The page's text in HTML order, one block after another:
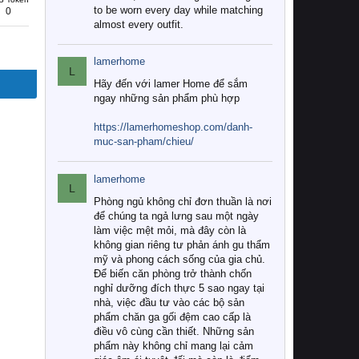
0
to be worn every day while matching
almost every outfit.
L
lamerhome
Hãy đến với lamer Home để sắm
ngay những sản phẩm phù hợp
https://lamerhomeshop.com/danh-
muc-san-pham/chieu/
L
lamerhome
Phòng ngủ không chỉ đơn thuần là nơi
để chúng ta ngả lưng sau một ngày
làm việc mệt mỏi, mà đây còn là
không gian riêng tư phản ánh gu thẩm
mỹ và phong cách sống của gia chủ.
Để biến căn phòng trở thành chốn
nghỉ dưỡng đích thực 5 sao ngay tại
nhà, việc đầu tư vào các bộ sản
phẩm chăn ga gối đệm cao cấp là
điều vô cùng cần thiết. Những sản
phẩm này không chỉ mang lại cảm